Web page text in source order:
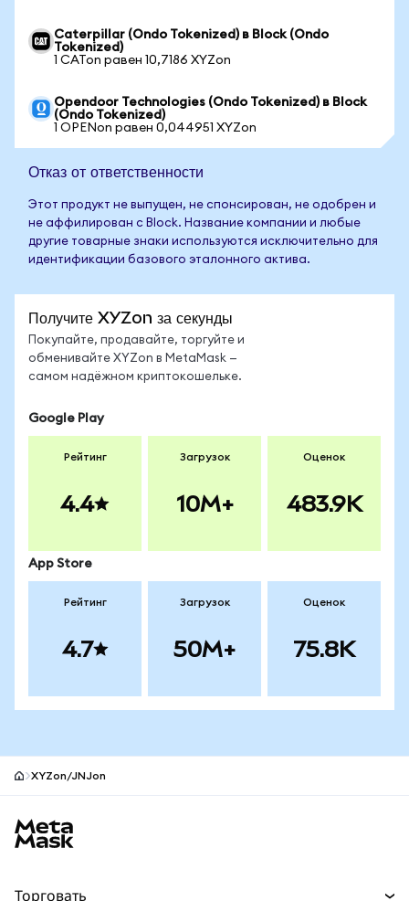
Caterpillar (Ondo Tokenized) в Block (Ondo
Tokenized)
1 CATon равен 10,7186 XYZon
Opendoor Technologies (Ondo Tokenized) в Block
(Ondo Tokenized)
1 OPENon равен 0,044951 XYZon
Отказ от ответственности
Этот продукт не выпущен, не спонсирован, не одобрен и
не аффилирован с Block. Название компании и любые
другие товарные знаки используются исключительно для
идентификации базового эталонного актива.
Получите XYZon за секунды
Покупайте, продавайте, торгуйте и
обменивайте XYZon в MetaMask —
самом надёжном криптокошельке.
Google Play
Рейтинг
4.4
Загрузок
10M+
Оценок
483.9K
App Store
Рейтинг
4.7
Загрузок
50M+
Оценок
75.8K
XYZon/JNJon
Торговать